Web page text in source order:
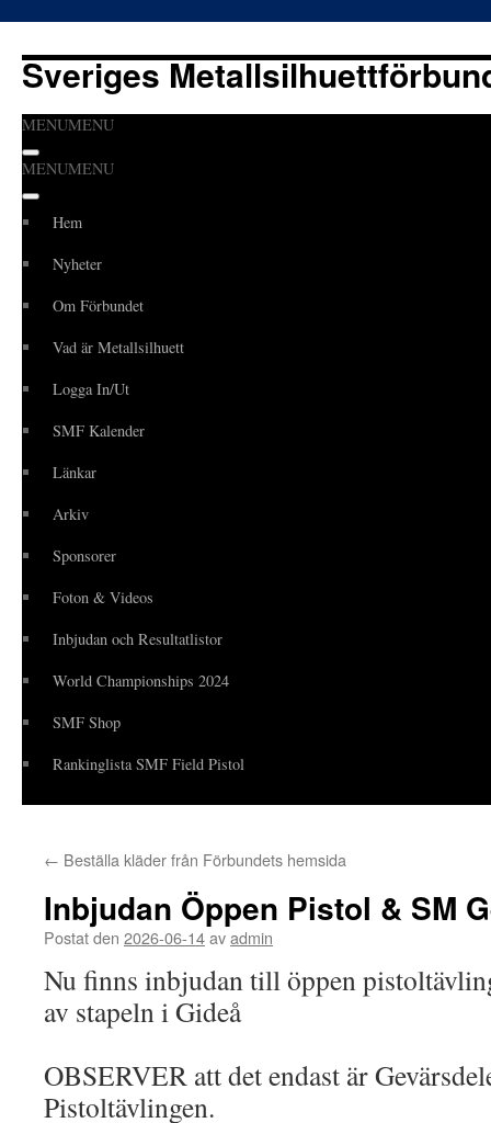
Sveriges
Hoppa
till
innehåll
MENUMENU
MENUMENU
Hem
Nyheter
Om Förbundet
Vad är Metallsilhuett
Logga In/Ut
SMF Kalender
Länkar
Arkiv
Sponsorer
Foton & Videos
Inbjudan och Resultatlistor
World Championships 2024
SMF Shop
Rankinglista SMF Field Pistol
← Beställa kläder från Förbundets hemsida
Inbjudan Öppen Pistol & SM
Postat den 2026-06-14avadmin
Nu finns inbjudan till öppen
av stapeln i Gideå
OBSERVER att det endast är
Pistoltävlingen.